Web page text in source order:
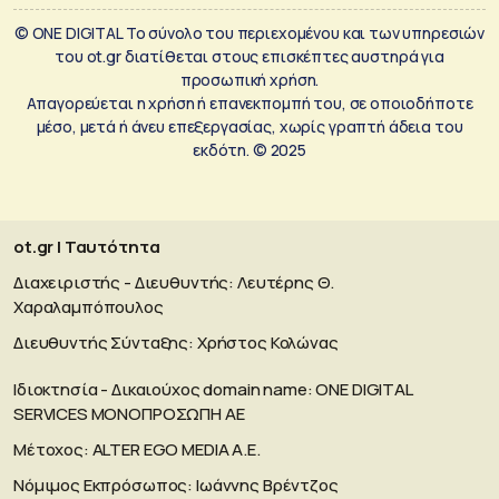
© ONE DIGITAL Το σύνολο του περιεχομένου και των υπηρεσιών
του ot.gr διατίθεται στους επισκέπτες αυστηρά για
προσωπική χρήση.
Απαγορεύεται η χρήση ή επανεκπομπή του, σε οποιοδήποτε
μέσο, μετά ή άνευ επεξεργασίας, χωρίς γραπτή άδεια του
εκδότη. © 2025
ot.gr | Ταυτότητα
Διαχειριστής - Διευθυντής: Λευτέρης Θ.
Χαραλαμπόπουλος
Διευθυντής Σύνταξης: Χρήστος Κολώνας
Ιδιοκτησία - Δικαιούχος domain name: ΟΝΕ DIGITAL
SERVICES MONOΠΡΟΣΩΠΗ ΑΕ
Μέτοχος: ALTER EGO MEDIA A.E.
Νόμιμος Εκπρόσωπος: Ιωάννης Βρέντζος